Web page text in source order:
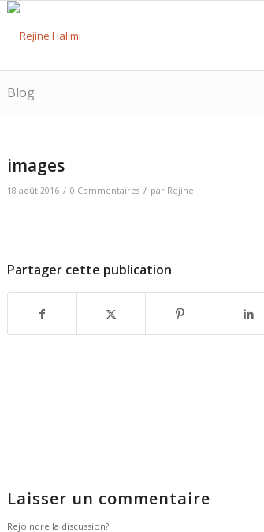
Blog
images
18 août 2016 / 0 Commentaires / par Rejine
Partager cette publication
Laisser un commentaire
Rejoindre la discussion?